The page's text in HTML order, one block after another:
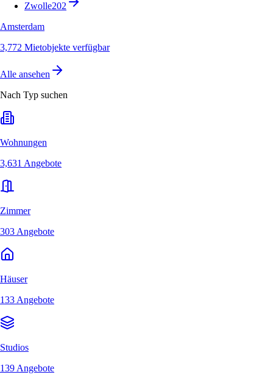
Zwolle202
Amsterdam
3,772 Mietobjekte verfügbar
Alle ansehen
Nach Typ suchen
Wohnungen
3,631 Angebote
Zimmer
303 Angebote
Häuser
133 Angebote
Studios
139 Angebote